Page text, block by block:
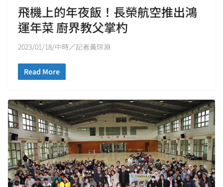
飛機上的年夜飯！長榮航空推出鴻
運年菜 廚界教父掌杓
2023/01/18/中時／記者黃琮淵
Read More